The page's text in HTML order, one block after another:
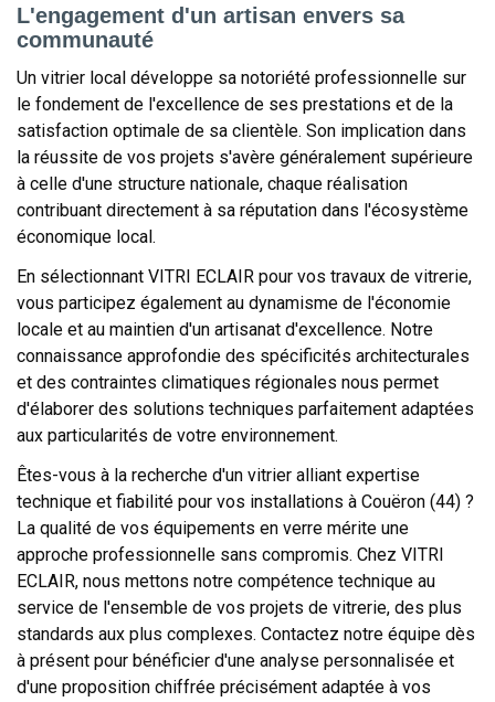
L'engagement d'un artisan envers sa
communauté
Un vitrier local développe sa notoriété professionnelle sur
le fondement de l'excellence de ses prestations et de la
satisfaction optimale de sa clientèle. Son implication dans
la réussite de vos projets s'avère généralement supérieure
à celle d'une structure nationale, chaque réalisation
contribuant directement à sa réputation dans l'écosystème
économique local.
En sélectionnant VITRI ECLAIR pour vos travaux de vitrerie,
vous participez également au dynamisme de l'économie
locale et au maintien d'un artisanat d'excellence. Notre
connaissance approfondie des spécificités architecturales
et des contraintes climatiques régionales nous permet
d'élaborer des solutions techniques parfaitement adaptées
aux particularités de votre environnement.
Êtes-vous à la recherche d'un vitrier alliant expertise
technique et fiabilité pour vos installations à Couëron (44) ?
La qualité de vos équipements en verre mérite une
approche professionnelle sans compromis. Chez VITRI
ECLAIR, nous mettons notre compétence technique au
service de l'ensemble de vos projets de vitrerie, des plus
standards aux plus complexes. Contactez notre équipe dès
à présent pour bénéficier d'une analyse personnalisée et
d'une proposition chiffrée précisément adaptée à vos